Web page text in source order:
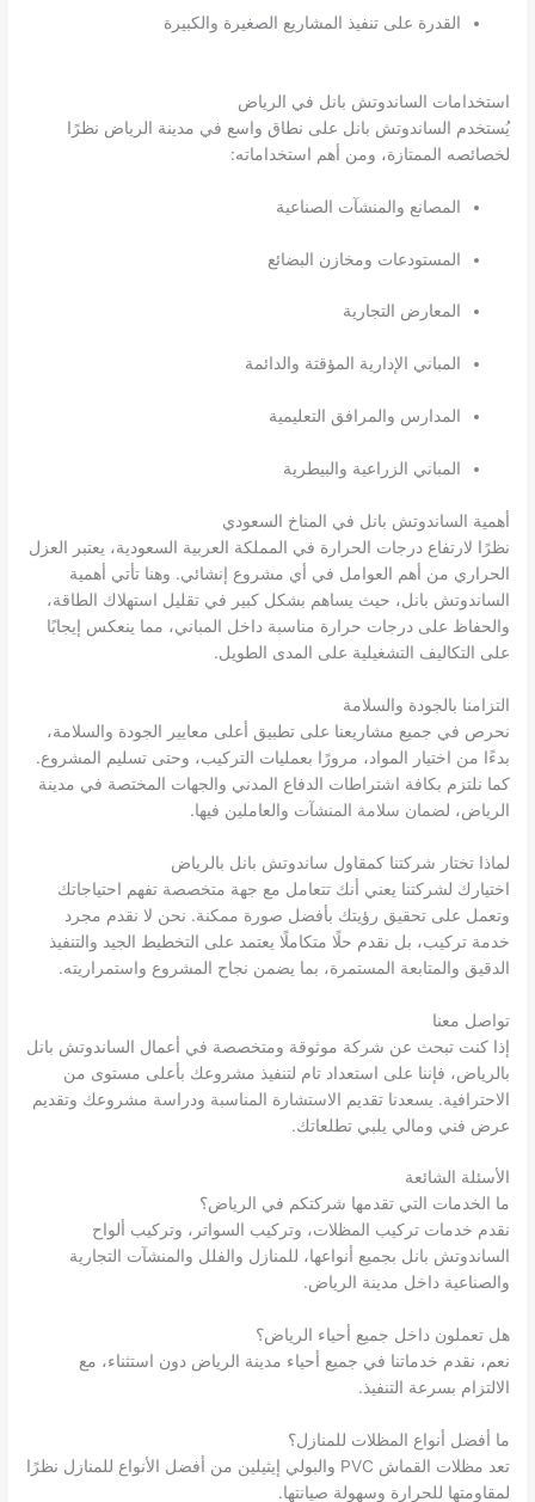
القدرة على تنفيذ المشاريع الصغيرة والكبيرة
استخدامات الساندوتش بانل في الرياض
يُستخدم الساندوتش بانل على نطاق واسع في مدينة الرياض نظرًا
لخصائصه الممتازة، ومن أهم استخداماته:
المصانع والمنشآت الصناعية
المستودعات ومخازن البضائع
المعارض التجارية
المباني الإدارية المؤقتة والدائمة
المدارس والمرافق التعليمية
المباني الزراعية والبيطرية
أهمية الساندوتش بانل في المناخ السعودي
نظرًا لارتفاع درجات الحرارة في المملكة العربية السعودية، يعتبر العزل
الحراري من أهم العوامل في أي مشروع إنشائي. وهنا تأتي أهمية
الساندوتش بانل، حيث يساهم بشكل كبير في تقليل استهلاك الطاقة،
والحفاظ على درجات حرارة مناسبة داخل المباني، مما ينعكس إيجابًا
على التكاليف التشغيلية على المدى الطويل.
التزامنا بالجودة والسلامة
نحرص في جميع مشاريعنا على تطبيق أعلى معايير الجودة والسلامة،
بدءًا من اختيار المواد، مرورًا بعمليات التركيب، وحتى تسليم المشروع.
كما نلتزم بكافة اشتراطات الدفاع المدني والجهات المختصة في مدينة
الرياض، لضمان سلامة المنشآت والعاملين فيها.
لماذا تختار شركتنا كمقاول ساندوتش بانل بالرياض
اختيارك لشركتنا يعني أنك تتعامل مع جهة متخصصة تفهم احتياجاتك
وتعمل على تحقيق رؤيتك بأفضل صورة ممكنة. نحن لا نقدم مجرد
خدمة تركيب، بل نقدم حلًا متكاملًا يعتمد على التخطيط الجيد والتنفيذ
الدقيق والمتابعة المستمرة، بما يضمن نجاح المشروع واستمراريته.
تواصل معنا
إذا كنت تبحث عن شركة موثوقة ومتخصصة في أعمال الساندوتش بانل
بالرياض، فإننا على استعداد تام لتنفيذ مشروعك بأعلى مستوى من
الاحترافية. يسعدنا تقديم الاستشارة المناسبة ودراسة مشروعك وتقديم
عرض فني ومالي يلبي تطلعاتك.
الأسئلة الشائعة
ما الخدمات التي تقدمها شركتكم في الرياض؟
نقدم خدمات تركيب المظلات، وتركيب السواتر، وتركيب ألواح
الساندوتش بانل بجميع أنواعها، للمنازل والفلل والمنشآت التجارية
والصناعية داخل مدينة الرياض.
هل تعملون داخل جميع أحياء الرياض؟
نعم، نقدم خدماتنا في جميع أحياء مدينة الرياض دون استثناء، مع
الالتزام بسرعة التنفيذ.
ما أفضل أنواع المظلات للمنازل؟
تعد مظلات القماش PVC والبولي إيثيلين من أفضل الأنواع للمنازل نظرًا
لمقاومتها للحرارة وسهولة صيانتها.